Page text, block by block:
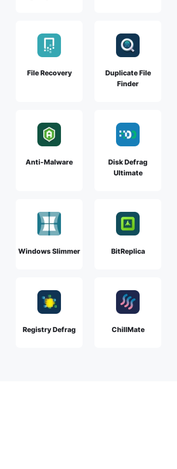
File Recovery
Duplicate File
Finder
Anti-Malware
Disk Defrag
Ultimate
Windows Slimmer BitReplica
Registry Defrag ChillMate